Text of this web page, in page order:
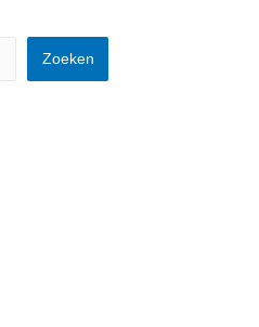
Zoeken